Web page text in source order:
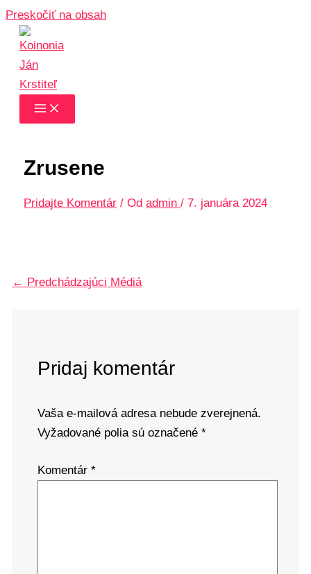
Preskočiť na obsah
Zrusene
Pridajte Komentár / Od admin/7. januára 2024
← Predchádzajúci Médiá
Pridaj komentár
Vaša e-mailová adresa nebude zverejnená.
Vyžadované polia sú označené *
Komentár *